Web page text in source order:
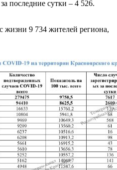
последние сутки – 4 526.
жизни 9 734 жителей региона,